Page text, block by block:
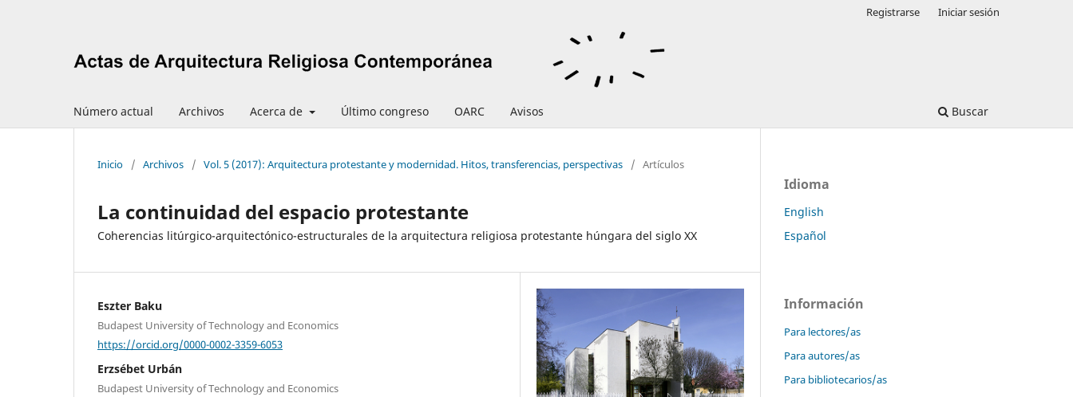
Número actual Archivos Acerca de Último congreso OARC Avisos Buscar
Registrarse Iniciar sesión
Inicio / Archivos / Vol. 5 (2017): Arquitectura protestante y modernidad. Hitos, transferencias, perspectivas / Artículos
La continuidad del espacio protestante
Coherencias litúrgico-arquitectónico-estructurales de la arquitectura religiosa protestante húngara del siglo XX
Eszter Baku
Budapest University of Technology and Economics
https://orcid.org/0000-0002-3359-6053
Erzsébet Urbán
Budapest University of Technology and Economics
Idioma
English
Español
Información
Para lectores/as
Para autores/as
Para bibliotecarios/as